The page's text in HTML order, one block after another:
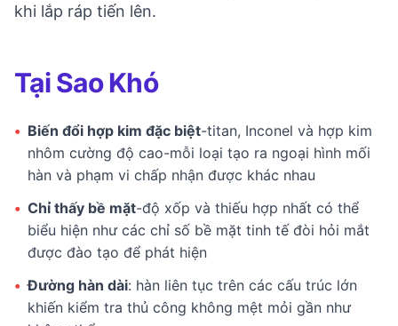
khi lắp ráp tiến lên.
Tại Sao Khó
• Biến đổi hợp kim đặc biệt-titan, Inconel và hợp kim
nhôm cường độ cao-mỗi loại tạo ra ngoại hình mối
hàn và phạm vi chấp nhận được khác nhau
• Chỉ thấy bề mặt-độ xốp và thiếu hợp nhất có thể
biểu hiện như các chỉ số bề mặt tinh tế đòi hỏi mắt
được đào tạo để phát hiện
• Đường hàn dài: hàn liên tục trên các cấu trúc lớn
khiến kiểm tra thủ công không mệt mỏi gần như